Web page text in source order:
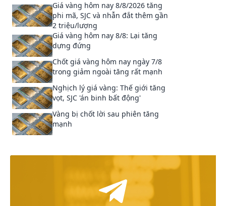
Giá vàng hôm nay 8/8/2026 tăng
phi mã, SJC và nhẫn đắt thêm gần
2 triệu/lượng
Giá vàng hôm nay 8/8: Lại tăng
dựng đứng
Chốt giá vàng hôm nay ngày 7/8
trong giảm ngoài tăng rất mạnh
Nghịch lý giá vàng: Thế giới tăng
vọt, SJC 'án binh bất động'
Vàng bị chốt lời sau phiên tăng
mạnh